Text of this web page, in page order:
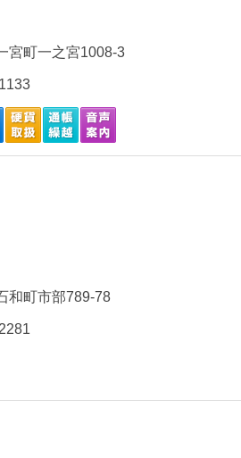
宮町一之宮1008-3
和町市部789-78